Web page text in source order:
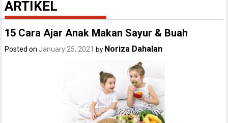
ARTIKEL
15 Cara Ajar Anak Makan Sayur & Buah
Posted on January 25, 2021 by Noriza Dahalan